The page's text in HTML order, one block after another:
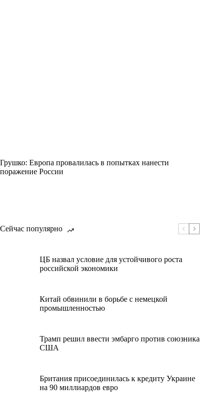
Грушко: Европа провалилась в попытках нанести
поражение России
Сейчас популярно
ЦБ назвал условие для устойчивого роста
российской экономики
Китай обвинили в борьбе с немецкой
промышленностью
Трамп решил ввести эмбарго против союзника
США
Британия присоединилась к кредиту Украине
на 90 миллиардов евро